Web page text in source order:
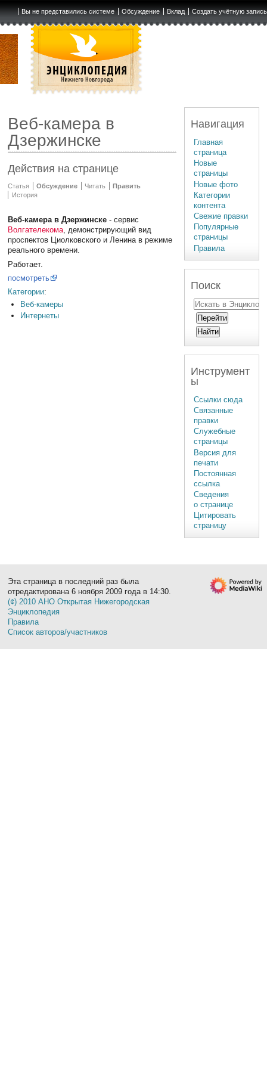
Вы не представились системе Обсуждение Вклад Создать учётную запись
Веб-камера в
Дзержинске
Действия на странице
Статья Обсуждение Читать
Править
История
Веб-камера в Дзержинске - сервис
Волгателекома, демонстрирующий вид
проспектов Циолковского и Ленина в режиме
реального времени.
Работает.
посмотреть
Категории:
Веб-камеры
Интернеты
Навигация
Главная
страница
Новые
страницы
Новые фото
Категории
контента
Свежие правки
Популярные
страницы
Правила
Поиск
Инструмент
ы
Ссылки сюда
Связанные
правки
Служебные
страницы
Версия для
печати
Постоянная
ссылка
Сведения
о странице
Цитировать
страницу
Эта страница в последний раз была
отредактирована 6 ноября 2009 года в 14:30.
(¢) 2010 АНО Открытая Нижегородская
Энциклопедия
Правила
Список авторов/участников